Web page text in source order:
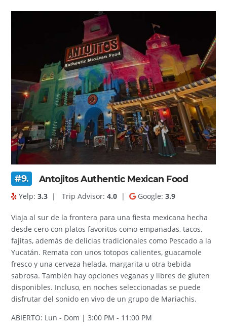
#9. Antojitos Authentic Mexican Food
Yelp:3.3 | Trip Advisor:4.0 | Google:3.9
Viaja al sur de la frontera para una fiesta mexicana hecha
desde cero con platos favoritos como empanadas, tacos,
fajitas, además de delicias tradicionales como Pescado a la
Yucatán. Remata con unos totopos calientes, guacamole
fresco y una cerveza helada, margarita u otra bebida
sabrosa. También hay opciones veganas y libres de gluten
disponibles. Incluso, en noches seleccionadas se puede
disfrutar del sonido en vivo de un grupo de Mariachis.
ABIERTO: Lun - Dom | 3:00 PM - 11:00 PM